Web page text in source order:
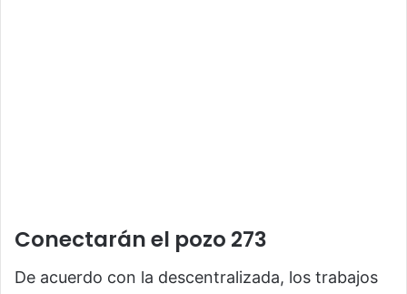
Conectarán el pozo 273
De acuerdo con la descentralizada, los trabajos